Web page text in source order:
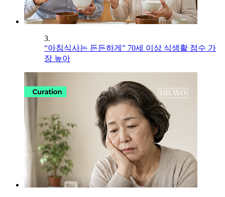
3.
“아침식사는 든든하게” 70세 이상 식생활 점수 가
장 높아